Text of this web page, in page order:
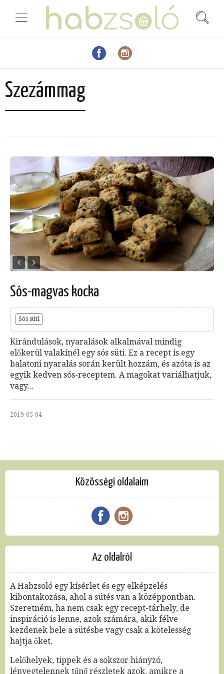
Szezámmag
Sós-magvas kocka
Sós süti
Kirándulások, nyaralások alkalmával mindig
előkerül valakinél egy sós süti. Ez a recept is egy
balatoni nyaralás során került hozzám, és azóta is az
egyik kedven sós-receptem. A magokat variálhatjuk,
vagy...
2019-05-04
Közösségi oldalaim
Az oldalról
A Habzsoló egy kísérlet és egy elképzelés
kibontakozása, ahol a sütés van a középpontban.
Szeretném, ha nem csak egy recept-tárhely, de
inspiráció is lenne, azok számára, akik félve
kezdenek bele a sütésbe vagy csak a kötelesség
hajtja őket.
Lelőhelyek, tippek és a sokszor hiányzó,
lényegtelennek tűnő részletek azok, amikre a